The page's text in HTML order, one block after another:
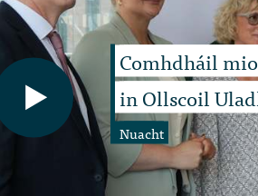
Comhdháil
in Ollscoil
Nuacht